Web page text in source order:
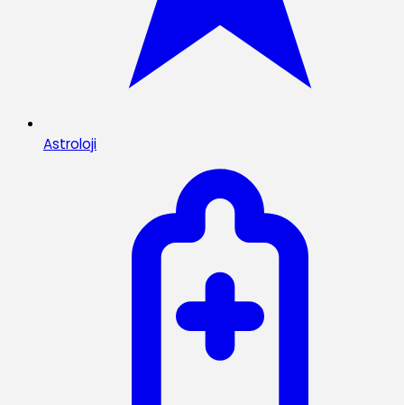
Astroloji